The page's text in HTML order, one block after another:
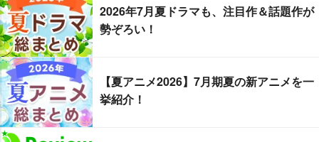
2026年7月夏ドラマも、注目作＆話題作が
勢ぞろい！
【夏アニメ2026】7月期夏の新アニメを一
挙紹介！